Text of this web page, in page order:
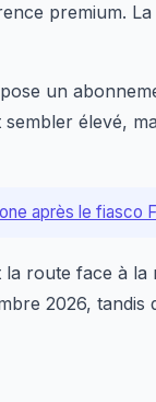
premium.
un
élevé,
après le fiasco
route face à
2026, tandis